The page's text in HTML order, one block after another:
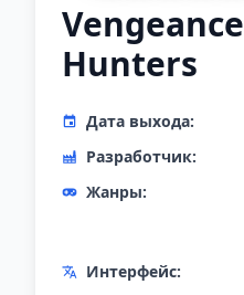
Vengeance
Hunters
Дата выхода:
Разработчик:
Жанры:
Интерфейс: